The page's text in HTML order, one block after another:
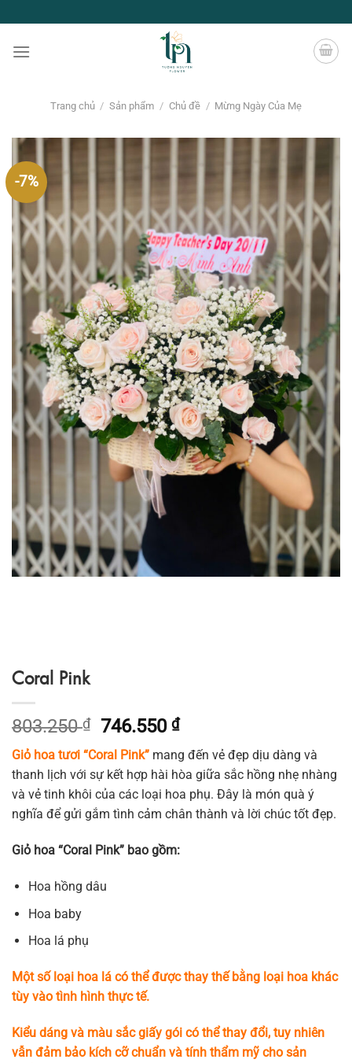
đến
nội
Trang chủ / Sản phẩm / Chủ đề / Mừng Ngày Của Mẹ
-7%
Coral Pink
803.250₫
Giá
gốc
là:
803.250 ₫.
746.550₫Giá
hiện
tại
là:
746.550 ₫.
Giỏ hoa tươi “Coral Pink” mang đến vẻ đẹp dịu dàng và
thanh lịch với sự kết hợp hài hòa giữa sắc hồng nhẹ nhàng
và vẻ tinh khôi của các loại hoa phụ. Đây là món quà ý
nghĩa để gửi gắm tình cảm chân thành và lời chúc tốt đẹp.
Giỏ hoa “Coral Pink” bao gồm:
Hoa hồng dâu
Hoa baby
Hoa lá phụ
Một số loại hoa lá có thể được thay thế bằng loại hoa khác
tùy vào tình hình thực tế.
Kiểu dáng và màu sắc giấy gói có thể thay đổi, tuy nhiên
vẫn đảm bảo kích cỡ chuẩn và tính thẩm mỹ cho sản